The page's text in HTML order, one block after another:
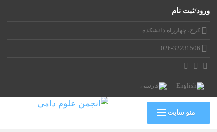
ورود/ثبت نام
کرج، چهارراه دانشکده
026-32231506
منو سایت